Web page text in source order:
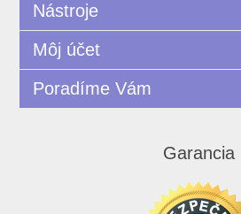
Nástroje
Môj účet
Poradíme Vám
Garancia